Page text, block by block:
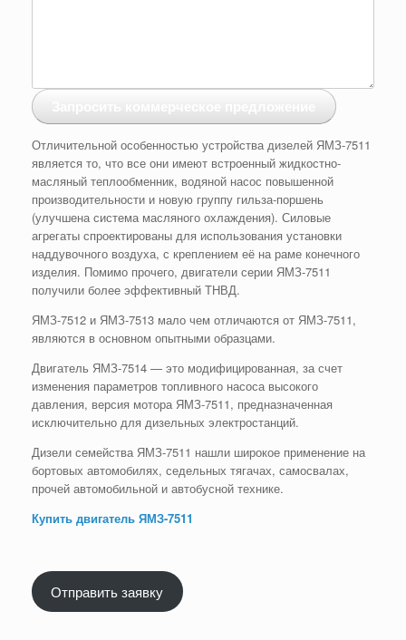
Отличительной особенностью устройства дизелей ЯМЗ-7511
является то, что все они имеют встроенный жидкостно-
масляный теплообменник, водяной насос повышенной
производительности и новую группу гильза-поршень
(улучшена система масляного охлаждения). Силовые
агрегаты спроектированы для использования установки
наддувочного воздуха, с креплением её на раме конечного
изделия. Помимо прочего, двигатели серии ЯМЗ-7511
получили более эффективный ТНВД.
ЯМЗ-7512 и ЯМЗ-7513 мало чем отличаются от ЯМЗ-7511,
являются в основном опытными образцами.
Двигатель ЯМЗ-7514 — это модифицированная, за счет
изменения параметров топливного насоса высокого
давления, версия мотора ЯМЗ-7511, предназначенная
исключительно для дизельных электростанций.
Дизели семейства ЯМЗ-7511 нашли широкое применение на
бортовых автомобилях, седельных тягачах, самосвалах,
прочей автомобильной и автобусной технике.
Купить двигатель ЯМЗ-7511
Отправить заявку